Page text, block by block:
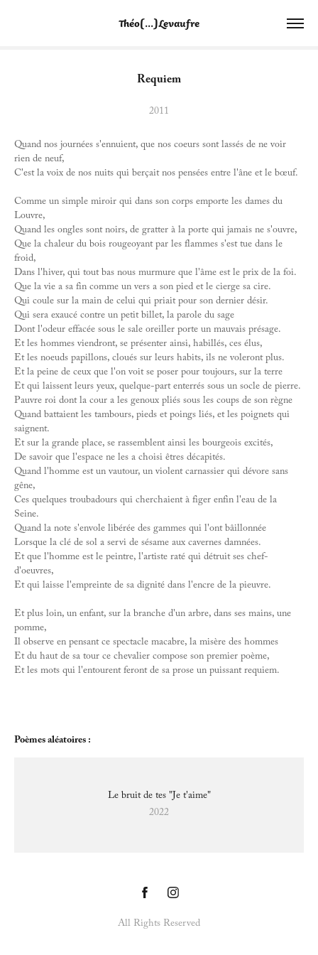
Théo[...]Levaufre
Requiem
2011
Quand nos journées s'ennuient, que nos coeurs sont lassés de ne voir
rien de neuf,
C'est la voix de nos nuits qui berçait nos pensées entre l'âne et le bœuf.
Comme un simple miroir qui dans son corps emporte les dames du
Louvre,
Quand les ongles sont noirs, de gratter à la porte qui jamais ne s'ouvre,
Que la chaleur du bois rougeoyant par les flammes s'est tue dans le
froid,
Dans l'hiver, qui tout bas nous murmure que l'âme est le prix de la foi.
Que la vie a sa fin comme un vers a son pied et le cierge sa cire.
Qui coule sur la main de celui qui priait pour son dernier désir.
Qui sera exaucé contre un petit billet, la parole du sage
Dont l'odeur effacée sous le sale oreiller porte un mauvais présage.
Et les hommes viendront, se présenter ainsi, habillés, ces élus,
Et les noeuds papillons, cloués sur leurs habits, ils ne voleront plus.
Et la peine de ceux que l'on voit se poser pour toujours, sur la terre
Et qui laissent leurs yeux, quelque-part enterrés sous un socle de pierre.
Pauvre roi dont la cour a les genoux pliés sous les coups de son règne
Quand battaient les tambours, pieds et poings liés, et les poignets qui
saignent.
Et sur la grande place, se rassemblent ainsi les bourgeois excités,
De savoir que l'espace ne les a choisi êtres décapités.
Quand l'homme est un vautour, un violent carnassier qui dévore sans
gêne,
Ces quelques troubadours qui cherchaient à figer enfin l'eau de la
Seine.
Quand la note s'envole libérée des gammes qui l'ont bâillonnée
Lorsque la clé de sol a servi de sésame aux cavernes damnées.
Et que l'homme est le peintre, l'artiste raté qui détruit ses chef-
d'oeuvres,
Et qui laisse l'empreinte de sa dignité dans l'encre de la pieuvre.
Et plus loin, un enfant, sur la branche d'un arbre, dans ses mains, une
pomme,
Il observe en pensant ce spectacle macabre, la misère des hommes
Et du haut de sa tour ce chevalier compose son premier poème,
Et les mots qui l'entourent feront de sa prose un puissant requiem.
Poèmes aléatoires :
Le bruit de tes "Je t'aime"
2022
All Rights Reserved